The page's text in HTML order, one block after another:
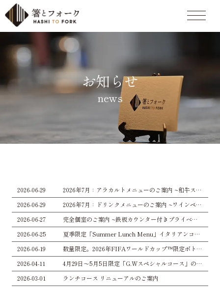
お知らせ
news
2026-06-29
2026年7月：アラカルトメニューのご案内 ~和牛ステーキ・海鮮・一品料理~
2026-06-29
2026年7月：ドリンクメニューのご案内 ~ワインペアリング・シャンパン・カクテル~
2026-06-27
完全個室のご案内 ~鉄板カウンター付きプライベート空間で貸切ディナーを~
2026-06-25
夏季限定「Summer Lunch Menu」イタリアンコースランチのご案内
2026-06-19
数量限定。2026年FIFAワールドカップ™限定ボトル入荷のお知らせ
2026-04-11
4月29日〜5月5日限定「G.Wスペシャルコース」のご案内
2026-03-01
ランチコース リニューアルのご案内